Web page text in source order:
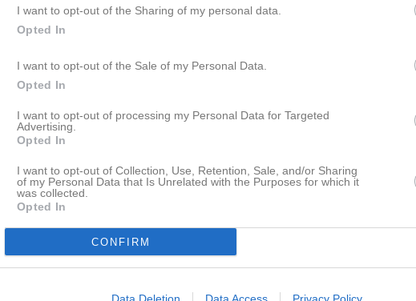
I want to opt-out of the Sharing of my personal data.
Opted In
I want to opt-out of the Sale of my Personal Data.
Opted In
I want to opt-out of processing my Personal Data for Targeted
Advertising.
Opted In
I want to opt-out of Collection, Use, Retention, Sale, and/or Sharing
of my Personal Data that Is Unrelated with the Purposes for which it
was collected.
Opted In
CONFIRM
Välkomna till en ny säsong. Vi i Basketskolan tränar på lördagar kl 10.00-10.45 i Skånhällahallen. Är du intetresserad av att börja spela basket kan du kontakta föreningen på lindome.basket@gmail.com eller anmäl ditt intresse här https://www.lindomebasket.se/Member Vill du hellre komma ner till hallen på lördagar så hjärtligt välkommen!
Senast uppdaterade album
Nyheter från föreningen
Kansli